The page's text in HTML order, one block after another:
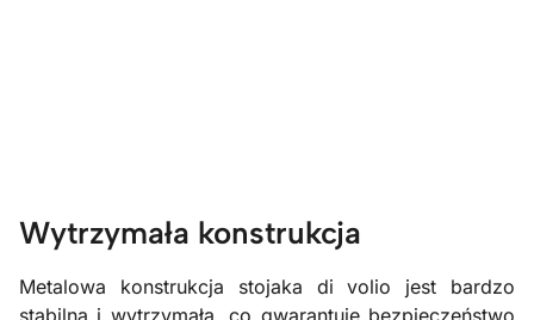
Wytrzymała konstrukcja
Metalowa konstrukcja stojaka di volio jest bardzo
stabilna i wytrzymała, co gwarantuje bezpieczeństwo